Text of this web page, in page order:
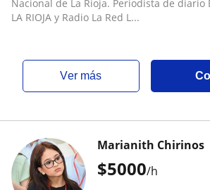
Nacional de La Rioja. Periodista de diario
LA RIOJA y Radio La Red L...
ver más
$5000/h
Marianith Chirinos